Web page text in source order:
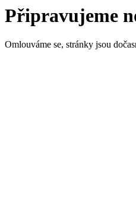
Připravujeme
Omlouváme se, stránky jsou